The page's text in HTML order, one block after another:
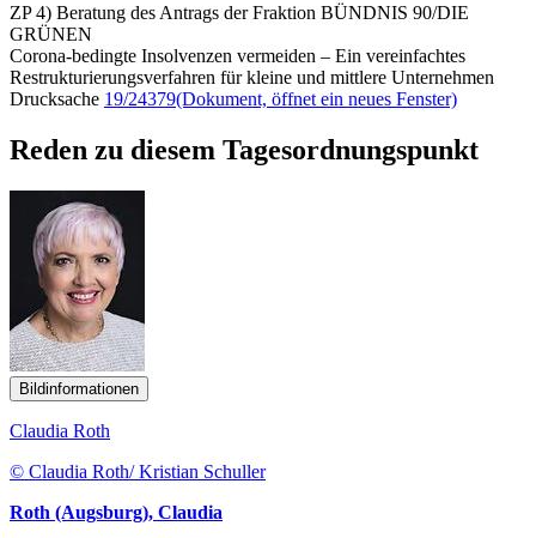
ZP 4) Beratung des Antrags der Fraktion BÜNDNIS 90/DIE
GRÜNEN
Corona-bedingte Insolvenzen vermeiden – Ein vereinfachtes
Restrukturierungsverfahren für kleine und mittlere Unternehmen
Drucksache 19/24379(Dokument, öffnet ein neues Fenster)
Reden zu diesem Tagesordnungspunkt
Bildinformationen
Claudia Roth
© Claudia Roth/ Kristian Schuller
Roth (Augsburg), Claudia